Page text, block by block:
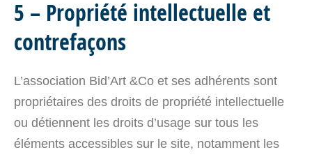
5 – Propriété intellectuelle et
contrefaçons
L’association Bid’Art &Co et ses adhérents sont
propriétaires des droits de propriété intellectuelle
ou détiennent les droits d’usage sur tous les
éléments accessibles sur le site, notamment les